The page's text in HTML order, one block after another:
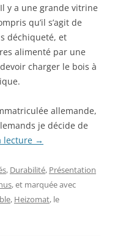
Il y a une grande vitrine
qu’il s’agit de
déchiqueté, et
alimenté par une
charger le bois à
allemande,
je décide de
lecture →
, Durabilité, Présentation
, et marquée avec
, Heizomat, le